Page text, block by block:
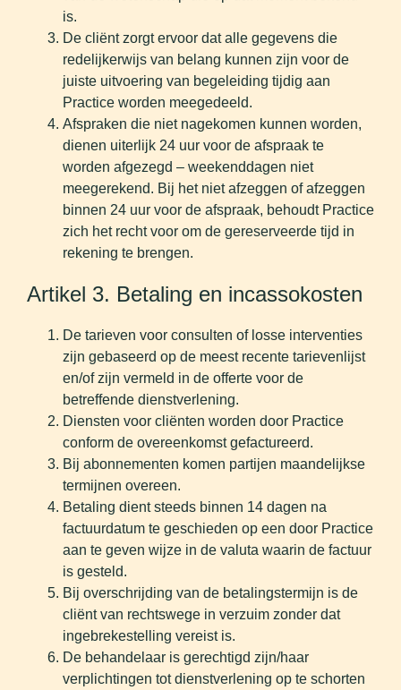
is.
De cliënt zorgt ervoor dat alle gegevens die
redelijkerwijs van belang kunnen zijn voor de
juiste uitvoering van begeleiding tijdig aan
Practice worden meegedeeld.
Afspraken die niet nagekomen kunnen worden,
dienen uiterlijk 24 uur voor de afspraak te
worden afgezegd – weekenddagen niet
meegerekend. Bij het niet afzeggen of afzeggen
binnen 24 uur voor de afspraak, behoudt Practice
zich het recht voor om de gereserveerde tijd in
rekening te brengen.
Artikel 3. Betaling en incassokosten
De tarieven voor consulten of losse interventies
zijn gebaseerd op de meest recente tarievenlijst
en/of zijn vermeld in de offerte voor de
betreffende dienstverlening.
Diensten voor cliënten worden door Practice
conform de overeenkomst gefactureerd.
Bij abonnementen komen partijen maandelijkse
termijnen overeen.
Betaling dient steeds binnen 14 dagen na
factuurdatum te geschieden op een door Practice
aan te geven wijze in de valuta waarin de factuur
is gesteld.
Bij overschrijding van de betalingstermijn is de
cliënt van rechtswege in verzuim zonder dat
ingebrekestelling vereist is.
De behandelaar is gerechtigd zijn/haar
verplichtingen tot dienstverlening op te schorten